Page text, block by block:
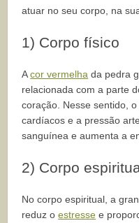
atuar no seu corpo, na
1) Corpo físico
Acor vermelha da pedra
relacionada com a parte
coração. Nesse sentido,
cardíacos e a pressão
sanguínea e aumenta a
2) Corpo
No corpo espiritual, a
reduz oestresse e